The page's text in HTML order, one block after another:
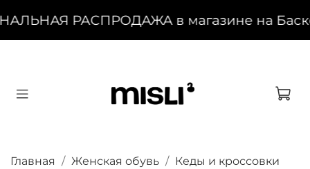
РАСПРОДАЖА в магазине на
Главная Женская обувь Кеды и кроссовки